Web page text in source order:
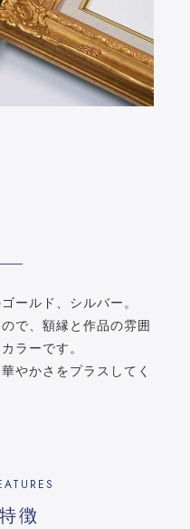
ールド、シルバー。
で、額縁と作品の雰囲
ラーです。
やかさをプラスしてく
徴